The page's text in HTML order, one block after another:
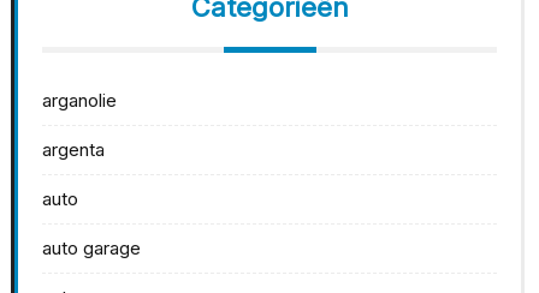
Categorieën
arganolie
argenta
auto
auto garage